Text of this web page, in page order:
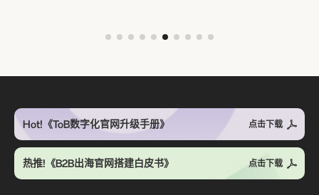
Hot!《ToB数字化官网升级手册》 点击下载
热推!《B2B出海官网搭建白皮书》 点击下载